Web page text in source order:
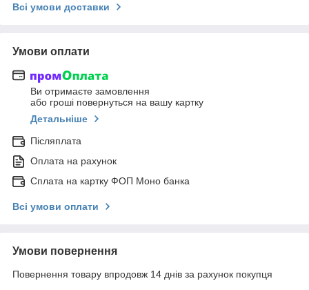
Всі умови доставки
Умови оплати
Ви отримаєте замовлення
або гроші повернуться на вашу картку
Детальніше
Післяплата
Оплата на рахунок
Сплата на картку ФОП Моно банка
Всі умови оплати
Умови повернення
Повернення товару впродовж 14 днів за рахунок покупця